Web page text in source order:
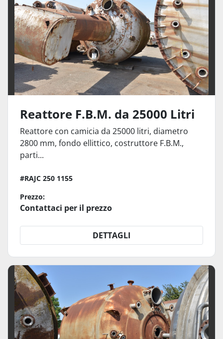
Reattore F.B.M. da 25000 Litri
Reattore con camicia da 25000 litri, diametro
2800 mm, fondo ellittico, costruttore F.B.M.,
parti...
#RAJC 250 1155
Prezzo:
Contattaci per il prezzo
DETTAGLI